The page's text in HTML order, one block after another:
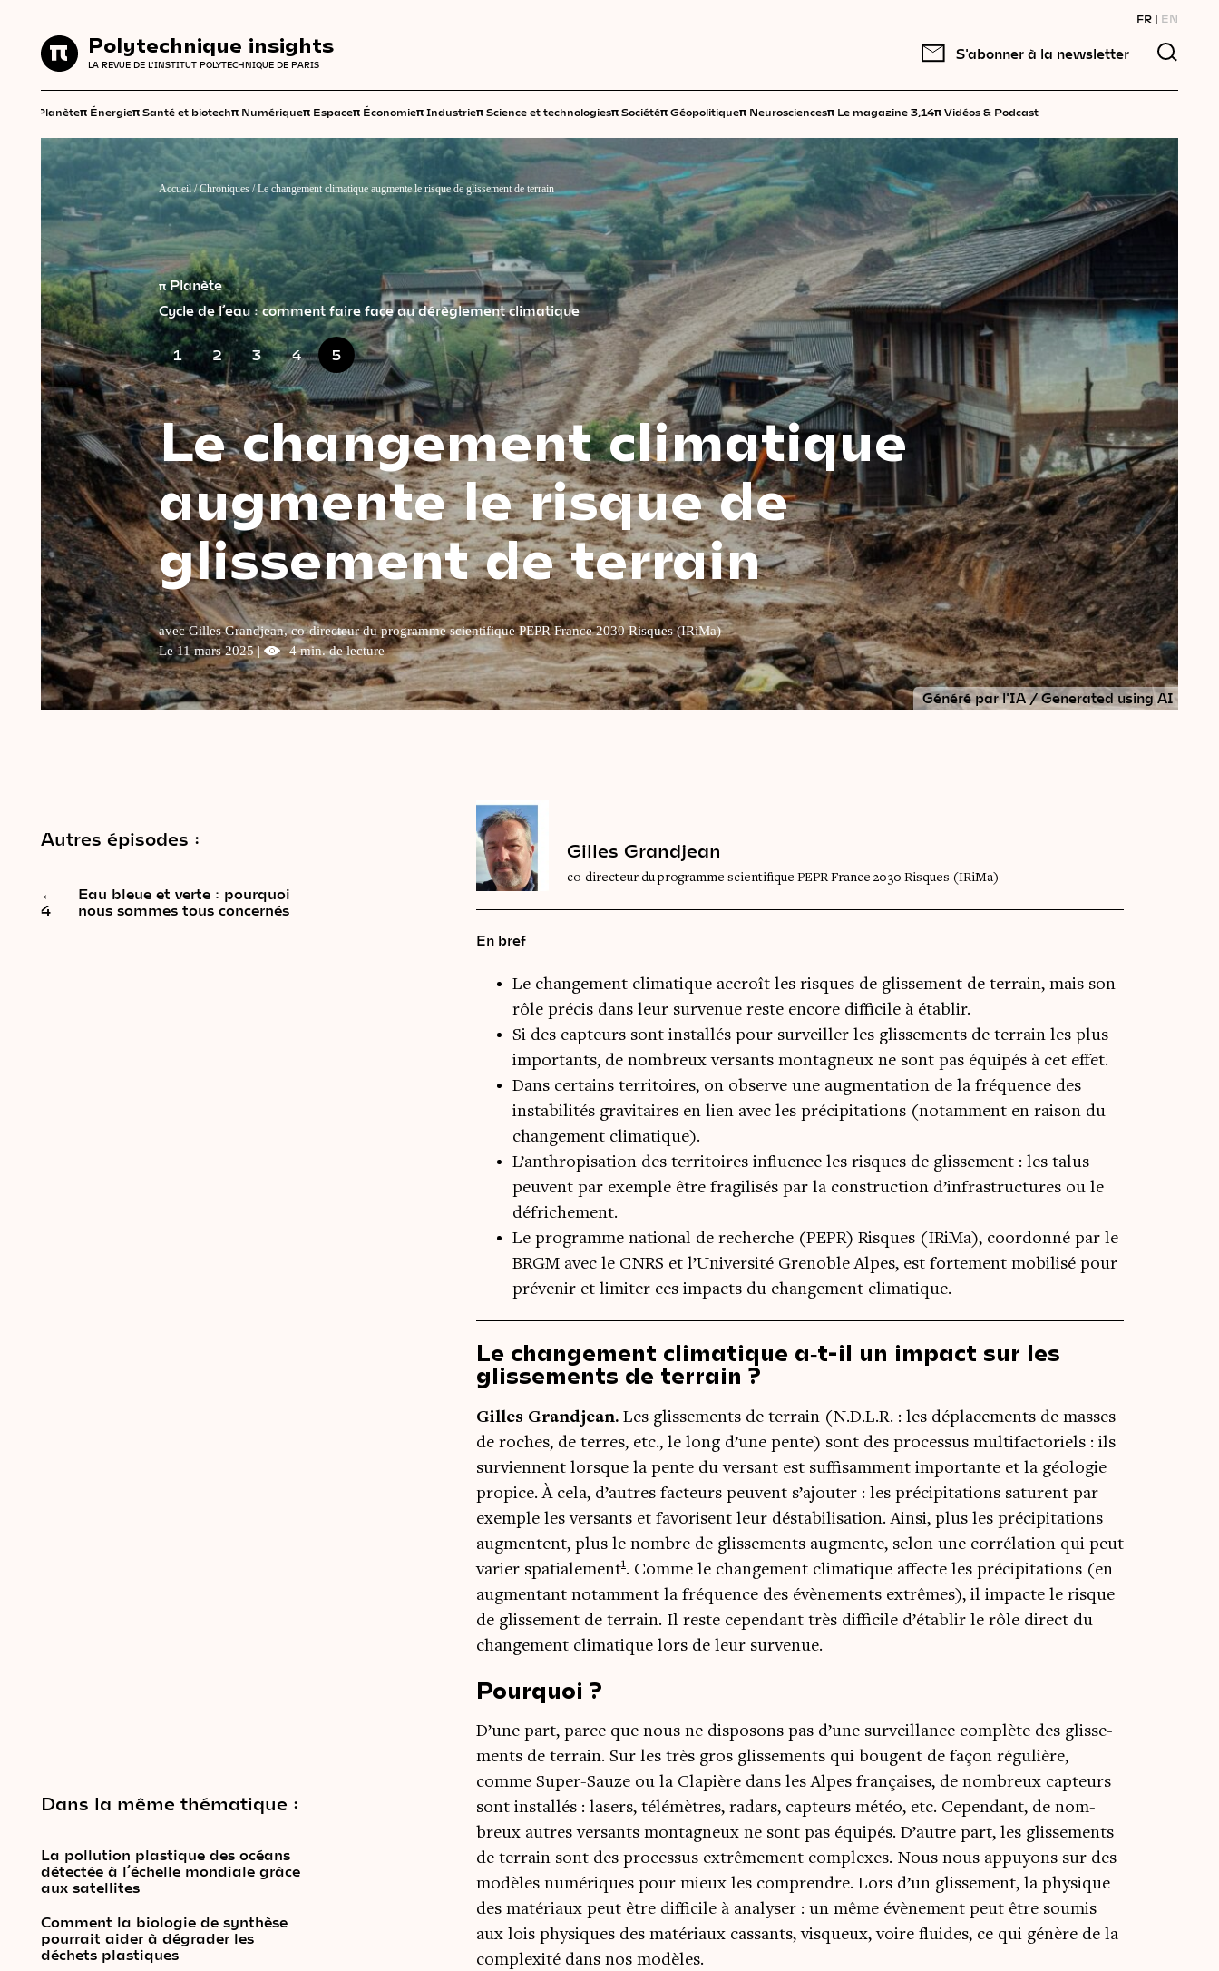
FR EN
Polytechnique insights
LA REVUE DE L'INSTITUT POLYTECHNIQUE DE PARIS
S'abonner à la newsletter
Planèteπ Énergieπ Santé et biotechπ Numériqueπ Espaceπ Économieπ Industrieπ Science et technologiesπ Sociétéπ Géopolitiqueπ Neurosciencesπ Le magazine 3,14π Vidéos & Podcast
Polytechnique insights
LA REVUE DE L'INSTITUT POLYTECHNIQUE DE PARIS
Généré par l'IA / Generated using AI
Accueil /Chroniques/Le changement climatique augmente le risque de glissement de terrain
π Planète
Cycle de l’eau : comment faire face au dérèglement climatique
1 2 3 4 5
Le changement climatique
augmente le risque de
glissement de terrain
avec Gilles Grandjean, co-directeur du programme scientifique PEPR France 2030 Risques (IRiMa)
Le 11 mars 2025 |
4 min. de lecture
Autres épisodes :
←
4
Eau bleue et verte : pourquoi
nous sommes tous concernés
Dans la même thématique :
La pollution plastique des océans
détectée à l’échelle mondiale grâce
aux satellites
Comment la biologie de synthèse
pourrait aider à dégrader les
déchets plastiques
Gilles Grandjean
co-directeur du programme scientifique PEPR France 2030 Risques (IRiMa)
En bref
Le changement climatique accroît les risques de glissement de terrain, mais son
rôle précis dans leur survenue reste encore difficile à établir.
Si des capteurs sont installés pour surveiller les glissements de terrain les plus
importants, de nombreux versants montagneux ne sont pas équipés à cet effet.
Dans certains territoires, on observe une augmentation de la fréquence des
instabilités gravitaires en lien avec les précipitations (notamment en raison du
changement climatique).
L’anthropisation des territoires influence les risques de glissement : les talus
peuvent par exemple être fragilisés par la construction d’infrastructures ou le
défrichement.
Le programme national de recherche (PEPR) Risques (IRiMa), coordonné par le
BRGM avec le CNRS et l’Université Grenoble Alpes, est fortement mobilisé pour
prévenir et limiter ces impacts du changement climatique.
Le changement climatique a‑t-il un impact sur les
glissements de terrain ?
Gilles Grand­jean. Les glis­se­ments de ter­rain (N.D.L.R. : les dépla­ce­ments de masses
de roches, de terres, etc., le long d’une pente) sont des pro­ces­sus mul­ti­fac­to­riels : ils
sur­viennent lorsque la pente du ver­sant est suf­fi­sam­ment impor­tante et la géo­lo­gie
pro­pice. À cela, d’autres fac­teurs peuvent s’ajouter : les pré­ci­pi­ta­tions saturent par
exemple les ver­sants et favo­risent leur désta­bi­li­sa­tion. Ain­si, plus les pré­ci­pi­ta­tions
aug­mentent, plus le nombre de glis­se­ments aug­mente, selon une cor­ré­la­tion qui peut
varier spa­tia­le­ment1. Comme le chan­ge­ment cli­ma­tique affecte les pré­ci­pi­ta­tions (en
aug­men­tant notam­ment la fré­quence des évè­ne­ments extrêmes), il impacte le risque
de glis­se­ment de ter­rain. Il reste cepen­dant très dif­fi­cile d’établir le rôle direct du
chan­ge­ment cli­ma­tique lors de leur survenue.
Pourquoi ?
D’une part, parce que nous ne dis­po­sons pas d’une sur­veillance com­plète des glis­se­
ments de ter­rain. Sur les très gros glis­se­ments qui bougent de façon régu­lière,
comme Super-Sauze ou la Cla­pière dans les Alpes fran­çaises, de nom­breux cap­teurs
sont ins­tal­lés : lasers, télé­mètres, radars, cap­teurs météo, etc. Cepen­dant, de nom­
breux autres ver­sants mon­ta­gneux ne sont pas équi­pés. D’autre part, les glis­se­ments
de ter­rain sont des pro­ces­sus extrê­me­ment com­plexes. Nous nous appuyons sur des
modèles numé­riques pour mieux les com­prendre. Lors d’un glis­se­ment, la phy­sique
des maté­riaux peut être dif­fi­cile à ana­ly­ser : un même évè­ne­ment peut être sou­mis
aux lois phy­siques des maté­riaux cas­sants, vis­queux, voire fluides, ce qui génère de la
com­plexi­té dans nos modèles.